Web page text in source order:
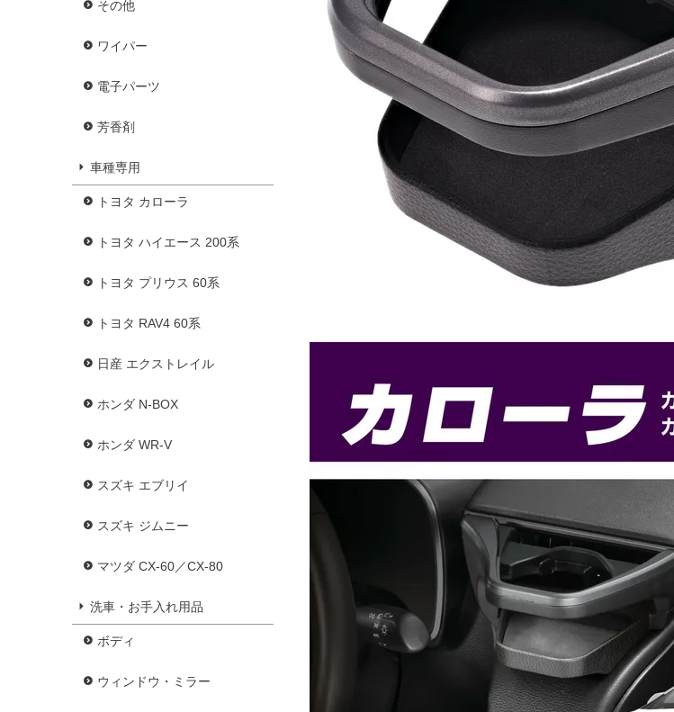
その他
ワイパー
電子パーツ
芳香剤
車種専用
トヨタ カローラ
トヨタ ハイエース 200系
トヨタ プリウス 60系
トヨタ RAV4 60系
日産 エクストレイル
ホンダ N-BOX
ホンダ WR-V
スズキ エブリイ
スズキ ジムニー
マツダ CX-60／CX-80
洗車・お手入れ用品
ボディ
ウィンドウ・ミラー